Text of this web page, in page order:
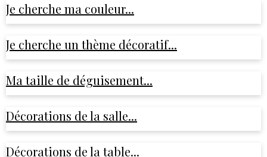
Je cherche ma couleur...
Je cherche un thème décoratif...
Ma taille de déguisement...
Décorations de la salle...
Décorations de la table...